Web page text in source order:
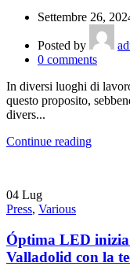
Settembre 26,
Posted by
0 comments
In diversi luoghi di
questo proposito,
divers...
Continue reading
04 Lug
Press, Various
Óptima LED
Valladolid con la